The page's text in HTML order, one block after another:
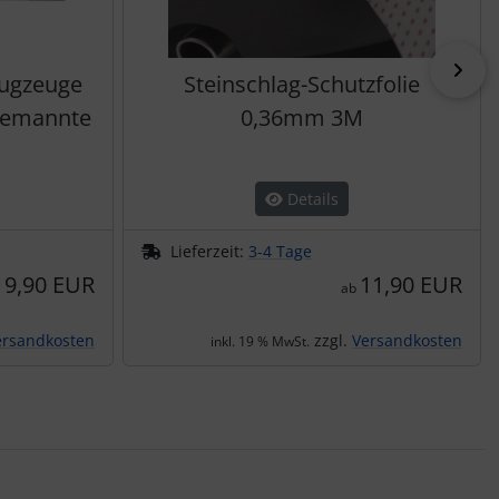
EUR
Steinschlag-Schutzfolie
0,36mm 3M
Details
Lieferzeit: 3-4 Tage
ab 11,90 EUR
inkl. 19 % MwSt. zzgl. Versandkosten